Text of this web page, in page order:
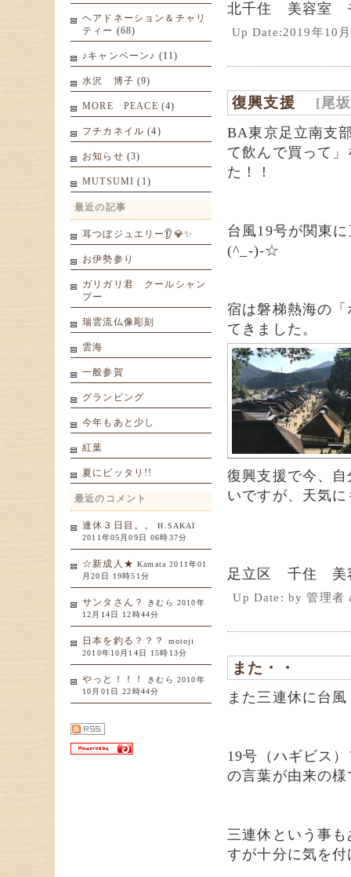
ヘアドネーション＆チャリ
ティー (68)
♪キャンペーン♪ (11)
水沢 博子 (9)
MORE PEACE (4)
フチカネイル (4)
お知らせ (3)
MUTSUMI (1)
最近の記事
耳つぼジュエリー👂💎✨
お伊勢参り
ガリガリ君 クールシャン
プー
瑞雲流仏像彫刻
雲海
一般参賀
グランピング
今年もあと少し
紅葉
夏にピッタリ!!
最近のコメント
連休３日目。。 H.SAKAI
2011年05月09日 06時37分
☆新成人★ Kamata 2011年01
月20日 19時51分
サンタさん？ きむら 2010年
12月14日 12時44分
日本を釣る？？？ motoji
2010年10月14日 15時13分
やっと！！！ きむら 2010年
10月01日 22時44分
北千住 美容室
Up Date:2019年10
復興支援 [尾
BA東京足立南支
て飲んで買って
た！！
台風19号が関東
(^_-)-☆
宿は磐梯熱海の
てきました。
復興支援で今、
いですが、天気
足立区 千住 美
Up Date: by 管理
また・・
また三連休に台風
19号（ハギビス
の言葉が由来の様
三連休という事
すが十分に気を